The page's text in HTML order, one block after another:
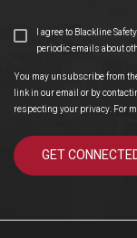
I agree to Blackline
periodic emails about
You may unsubscribe from
link in our email or by
respecting your privacy. For